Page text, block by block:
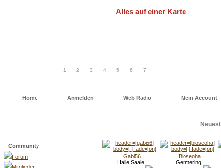
Alles auf einer Karte
1 2 3 4 5 6 7
Home Anmelden Web Radio Mein Account
Community
Forum
Mitglieder
Gabi56
Halle Saale
Bioseoha
Germering